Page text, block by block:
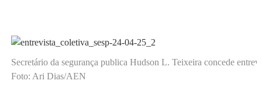
Secretário da segurança publica Hudson L. Teixeira concede
Foto: Ari Dias/AEN